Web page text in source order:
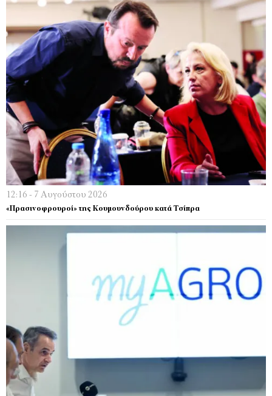
12:16 - 7 Αυγούστου 2026
«Πρασινοφρουροί» της Κουμουνδούρου κατά Τσίπρα